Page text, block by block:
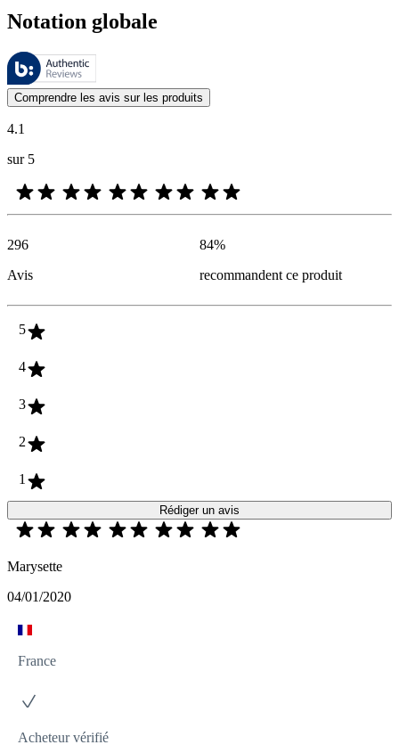
Notation globale
Ces évaluations sont gérées par Bazaarvoice et sont conformes à la
Les avis des clients exprimés sous forme d'évaluations de produits
Comprendre les avis sur les produits
4.1
sur 5
296
Avis
84%
recommandent ce produit
5
4
3
2
1
Rédiger un avis
Marysette
04/01/2020
France
Acheteur vérifié